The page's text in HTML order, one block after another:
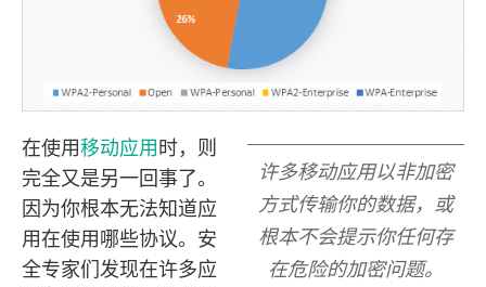
许多移动应用以非加密
方式传输你的数据，或
根本不会提示你任何存
在危险的加密问题。
在使用移动应用时，则
完全又是另一回事了。
因为你根本无法知道应
用在使用哪些协议。安
全专家们发现在许多应